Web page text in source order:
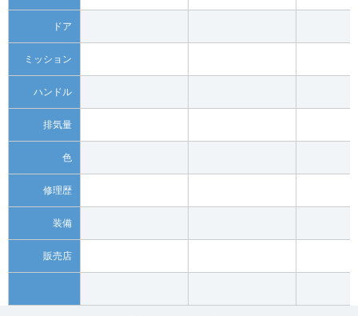
ドア
ミッション
ハンドル
排気量
色
修理歴
装備
販売店